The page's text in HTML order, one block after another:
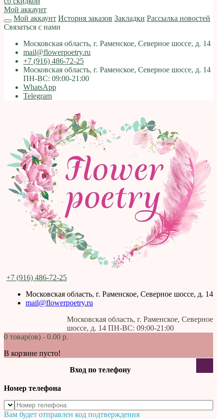
Мой аккаунт
Мой аккаунт История заказов Закладки Рассылка новостей
Связаться с нами
Московская область, г. Раменское, Северное шоссе, д. 14
mail@flowerpoetry.ru
+7 (916) 486-72-25
Московская область, г. Раменское, Северное шоссе, д. 14
ПН-ВС: 09:00-21:00
WhatsApp
Telegram
+7 (916) 486-72-25
Московская область, г. Раменское, Северное шоссе, д. 14
mail@flowerpoetry.ru
Московская область, г. Раменское, Северное
шоссе, д. 14 ПН-ВС: 09:00-21:00
0 товар(ов) - 0.00 р.
В корзине пусто!
Вход по телефону
Номер телефона
Вам будет отправлен код подтверждения